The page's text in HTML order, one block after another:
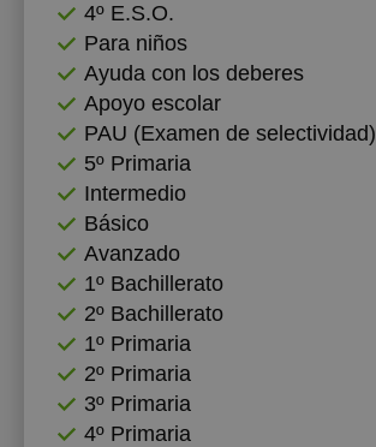
4º E.S.O.
Para niños
Ayuda con los deberes
Apoyo escolar
PAU (Examen de selectividad)
5º Primaria
Intermedio
Básico
Avanzado
1º Bachillerato
2º Bachillerato
1º Primaria
2º Primaria
3º Primaria
4º Primaria
21:00